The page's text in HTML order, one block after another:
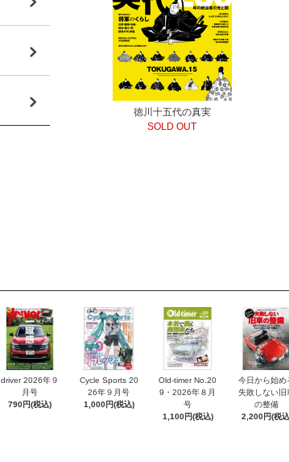
徳川十五代の真実
SOLD OUT
driver 2026年９
月号
790円(税込)
Cycle Sports 20
26年９月号
1,000円(税込)
Old-timer No.20
9・2026年８月
号
1,100円(税込)
今日から始め
失敗しない旧
の整備
2,200円(税